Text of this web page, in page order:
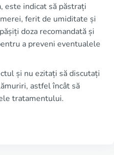
este indicat să păstrați
ferit de umiditate și
doza recomandată și
a preveni eventualele
și nu ezitați să discutați
astfel încât să
tratamentului.